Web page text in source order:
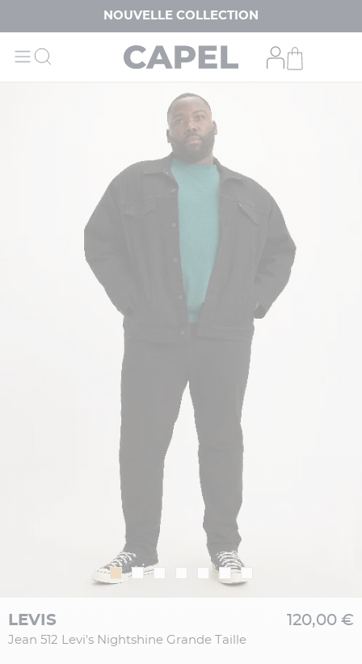
NOUVELLE COLLECTION
LEVIS
Jean 512 Levi's Nightshine Grande Taille
120,00 €